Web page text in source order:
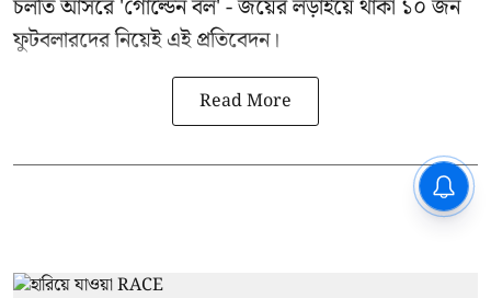
চলতি আসরে 'গোল্ডেন বল' - জয়ের লড়াইয়ে থাকা ১০ জন
ফুটবলারদের নিয়েই এই প্রতিবেদন।
Read More